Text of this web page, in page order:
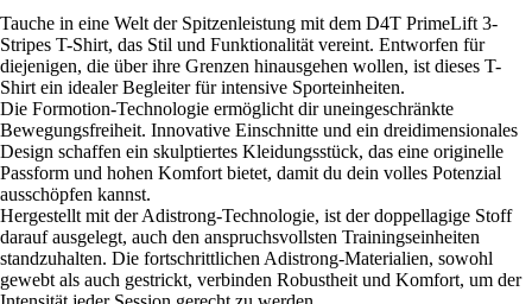
Tauche in eine Welt der Spitzenleistung mit dem D4T PrimeLift 3-
Stripes T-Shirt, das Stil und Funktionalität vereint. Entworfen für
diejenigen, die über ihre Grenzen hinausgehen wollen, ist dieses T-
Shirt ein idealer Begleiter für intensive Sporteinheiten.
Die Formotion-Technologie ermöglicht dir uneingeschränkte
Bewegungsfreiheit. Innovative Einschnitte und ein dreidimensionales
Design schaffen ein skulptiertes Kleidungsstück, das eine originelle
Passform und hohen Komfort bietet, damit du dein volles Potenzial
ausschöpfen kannst.
Hergestellt mit der Adistrong-Technologie, ist der doppellagige Stoff
darauf ausgelegt, auch den anspruchsvollsten Trainingseinheiten
standzuhalten. Die fortschrittlichen Adistrong-Materialien, sowohl
gewebt als auch gestrickt, verbinden Robustheit und Komfort, um der